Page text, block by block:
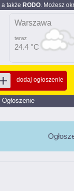
a także RODO. Możesz
Warszawa
teraz
24.4 °C
dodaj ogłoszenie
Ogłoszenie